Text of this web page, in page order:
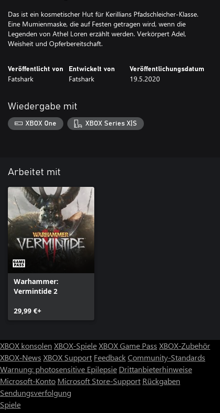
Das ist ein kosmetischer Hut für Kerillians Pfadschleicher-Klasse.
Eine Mumienmaske, die auf Festen getragen wird, wenn die
Legenden von Athel Loren erzählt werden. Verkörpert Adel,
Weisheit und Opferbereitschaft.
Veröffentlicht von
Fatshark
Entwickelt von
Fatshark
Veröffentlichungsdatum
19.5.2020
Wiedergabe mit
XBOX One XBOX Series X|S
Arbeitet mit
Warhammer:
Vermintide 2
29,99 €+
XBOX konsolen XBOX-SpieleXBOX Game Pass XBOX-Zubehör
XBOX-News XBOX Support FeedbackCommunity-Standards
Warnung: photosensitive Epilepsie Drittanbieterhinweise
Microsoft-Konto Microsoft Store-Support Rückgaben
Sendungsverfolgung
Spiele